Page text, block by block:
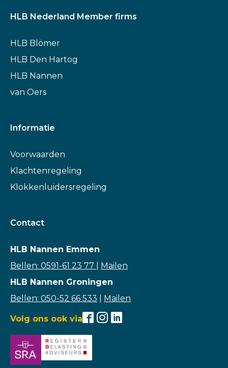
HLB Nederland Member firms
HLB Blömer
HLB Den Hartog
HLB Nannen
van Oers
Informatie
Voorwaarden
Klachtenregeling
Klokkenluidersregeling
Contact
HLB Nannen Emmen
Bellen: 0591-61 23 77
Mailen
HLB Nannen Groningen
Bellen: 050-52 66 533
Mailen
Volg ons ook via